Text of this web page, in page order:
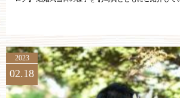
2023
02.18